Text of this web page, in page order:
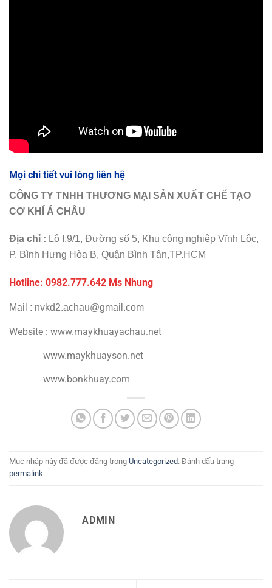
Mọi chi tiết vui lòng liên hệ
CÔNG TY TNHH THƯƠNG MẠI SẢN XUẤT CHẾ TẠO
CƠ KHÍ Á CHÂU
Địa chỉ : Lô I.9/1, Đường số 5, Khu công nghiệp Vĩnh Lộc,
P. Bình Hưng Hòa B, Quận Bình Tân,TP.HCM
Hotline: 0982.777.642 Ms Nhung
Mail : nvkd2.achau@gmail.com
Website : www.maykhuayachau.net
www.maykhuayson.net
www.bonkhuay.com
Mục nhập này đã được đăng trong Uncategorized. Đánh dấu trang
permalink.
ADMIN